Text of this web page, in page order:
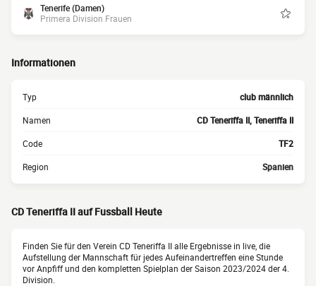
Tenerife (Damen)
Primera Division Frauen
Informationen
Typ club männlich
Namen CD Teneriffa II, Teneriffa II
Code TF2
Region Spanien
CD Teneriffa II auf Fussball Heute
Finden Sie für den Verein CD Teneriffa II alle Ergebnisse in live, die
Aufstellung der Mannschaft für jedes Aufeinandertreffen eine Stunde
vor Anpfiff und den kompletten Spielplan der Saison 2023/2024 der 4.
Division.